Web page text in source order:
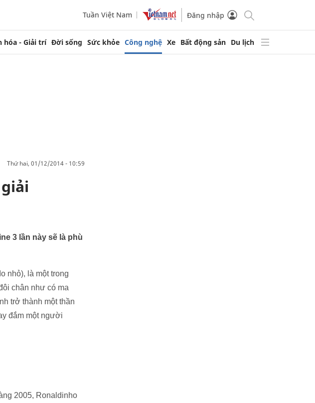
Tuần Việt Nam Đăng nhập
hóa - Giải trí Đời sống Sức khỏe Công nghệ Xe Bất động sản Du lịch
thứ hai, 01/12/2014 - 10:59
3 lần này sẽ là phù
nhỏ), là một trong
chân như có ma
trở thành một thần
đắm một người
2005, Ronaldinho